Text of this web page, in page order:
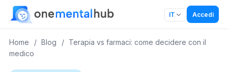
IT Accedi
Home / Blog /
Terapia vs farmaci: come decidere con il
medico